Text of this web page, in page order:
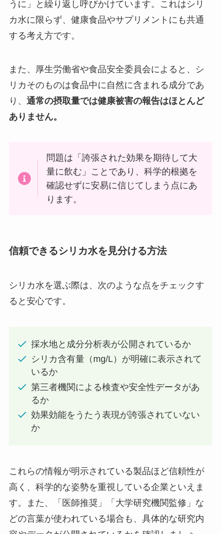
うに」と繰り返し呼びかけています。これはシリ
カ水に限らず、健康食品やサプリメントにも共通
する考え方です。
また、厚生労働省や食品安全委員会によると、シ
リカそのものは食品中に自然に含まれる成分であ
り、 通常の摂取量では健康被害の報告はほとんど
ありません。
問題は「誇張された効果を期待して大
量に飲む」ことであり、科学的根拠を
確認せずに安易に信じてしまう点にあ
ります。
信頼できるシリカ水を見分ける方法
シリカ水を選ぶ際は、次のような点をチェックす
ると安心です。
採水地と成分分析表が公開されているか
シリカ含有量（mg/L）が明確に表示されて
いるか
第三者機関による検査や安全性データがあ
るか
効果効能をうたう表現が誇張されていない
か
これらの情報が明示されている製品ほど信頼性が
高く、科学的な姿勢を重視している企業といえま
す。また、「医師推奨」「大学研究機関監修」な
どの言葉が使われている場合も、具体的な研究内